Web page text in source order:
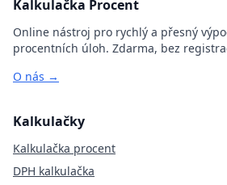
Kalkulačka Procent
Online nástroj pro rychlý a přesný
procentních úloh. Zdarma, bez
O nás →
Kalkulačky
Kalkulačka procent
DPH kalkulačka